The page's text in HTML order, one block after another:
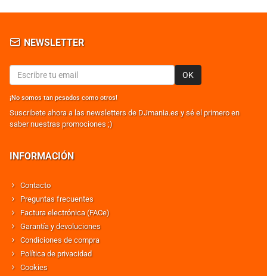
NEWSLETTER
OK
¡No somos tan pesados como otros!
Suscribete ahora a las newsletters de DJmania.es y sé el primero en
saber nuestras promociones ;)
INFORMACIÓN
Contacto
Preguntas frecuentes
Factura electrónica (FACe)
Garantía y devoluciones
Condiciones de compra
Política de privacidad
Cookies